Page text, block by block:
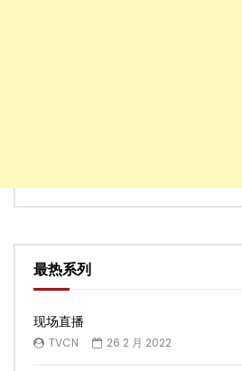
最热系列
现场直播
TVCN 26 2 月 2022